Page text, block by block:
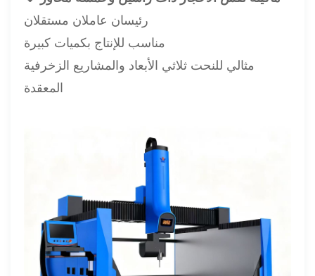
رئيسان عاملان مستقلان
مناسب للإنتاج بكميات كبيرة
مثالي للنحت ثلاثي الأبعاد والمشاريع الزخرفية
المعقدة